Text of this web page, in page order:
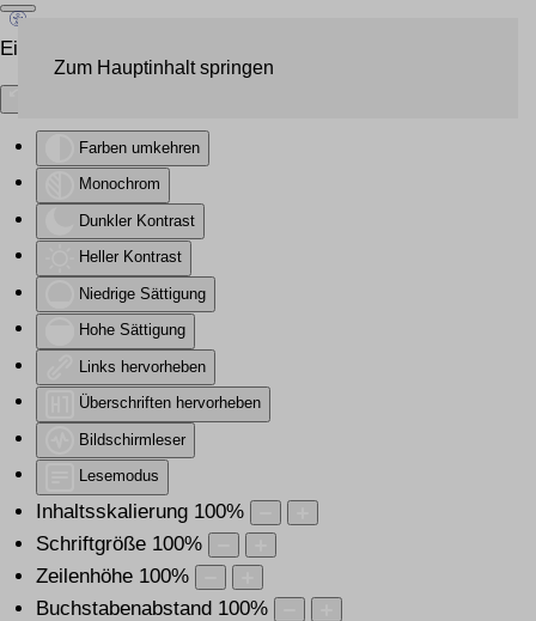
Eingabehilfen öffnen
Farben umkehren
Monochrom
Dunkler Kontrast
Heller Kontrast
Niedrige Sättigung
Hohe Sättigung
Links hervorheben
Überschriften hervorheben
Bildschirmleser
Lesemodus
Inhaltsskalierung 100%
Schriftgröße 100%
Zeilenhöhe 100%
Buchstabenabstand 100%
Zum Hauptinhalt springen